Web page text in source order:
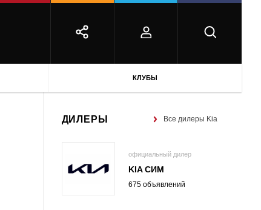
КЛУБЫ
ДИЛЕРЫ Все дилеры Kia
официальный дилер
KIA СИМ
675 объявлений